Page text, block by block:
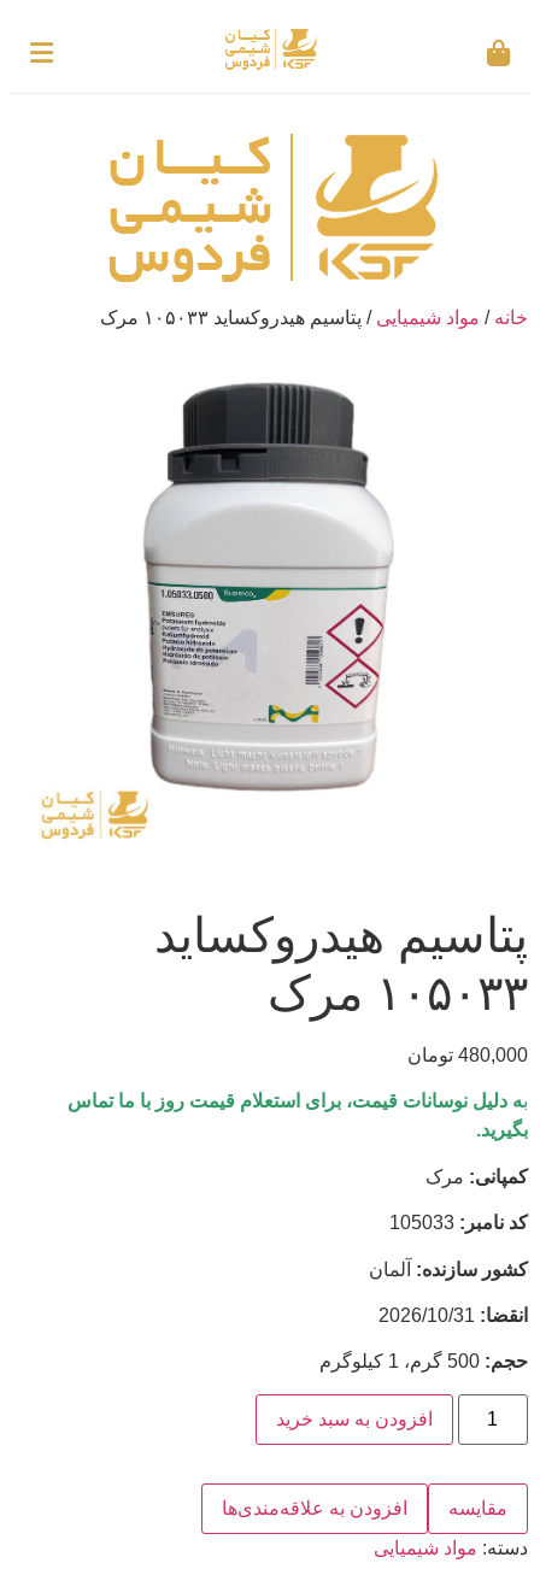
خانه / مواد شیمیایی / پتاسیم هیدروکساید ۱۰۵۰۳۳ مرک
پتاسیم هیدروکساید
۱۰۵۰۳۳ مرک
480,000 تومان
به دلیل نوسانات قیمت، برای استعلام قیمت روز با ما تماس
بگیرید.
کمپانی: مرک
کد نامبر:
کشور سازنده: آلمان
انقضا:
حجم:
افزودن به سبد خرید
مقایسه
افزودن به علاقه‌مندی‌ها
دسته: مواد شیمیایی